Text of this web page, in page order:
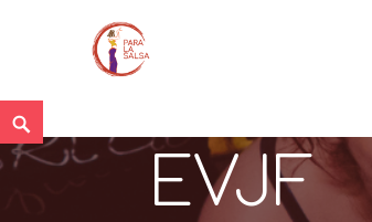
Skip
to
Search
EVJF